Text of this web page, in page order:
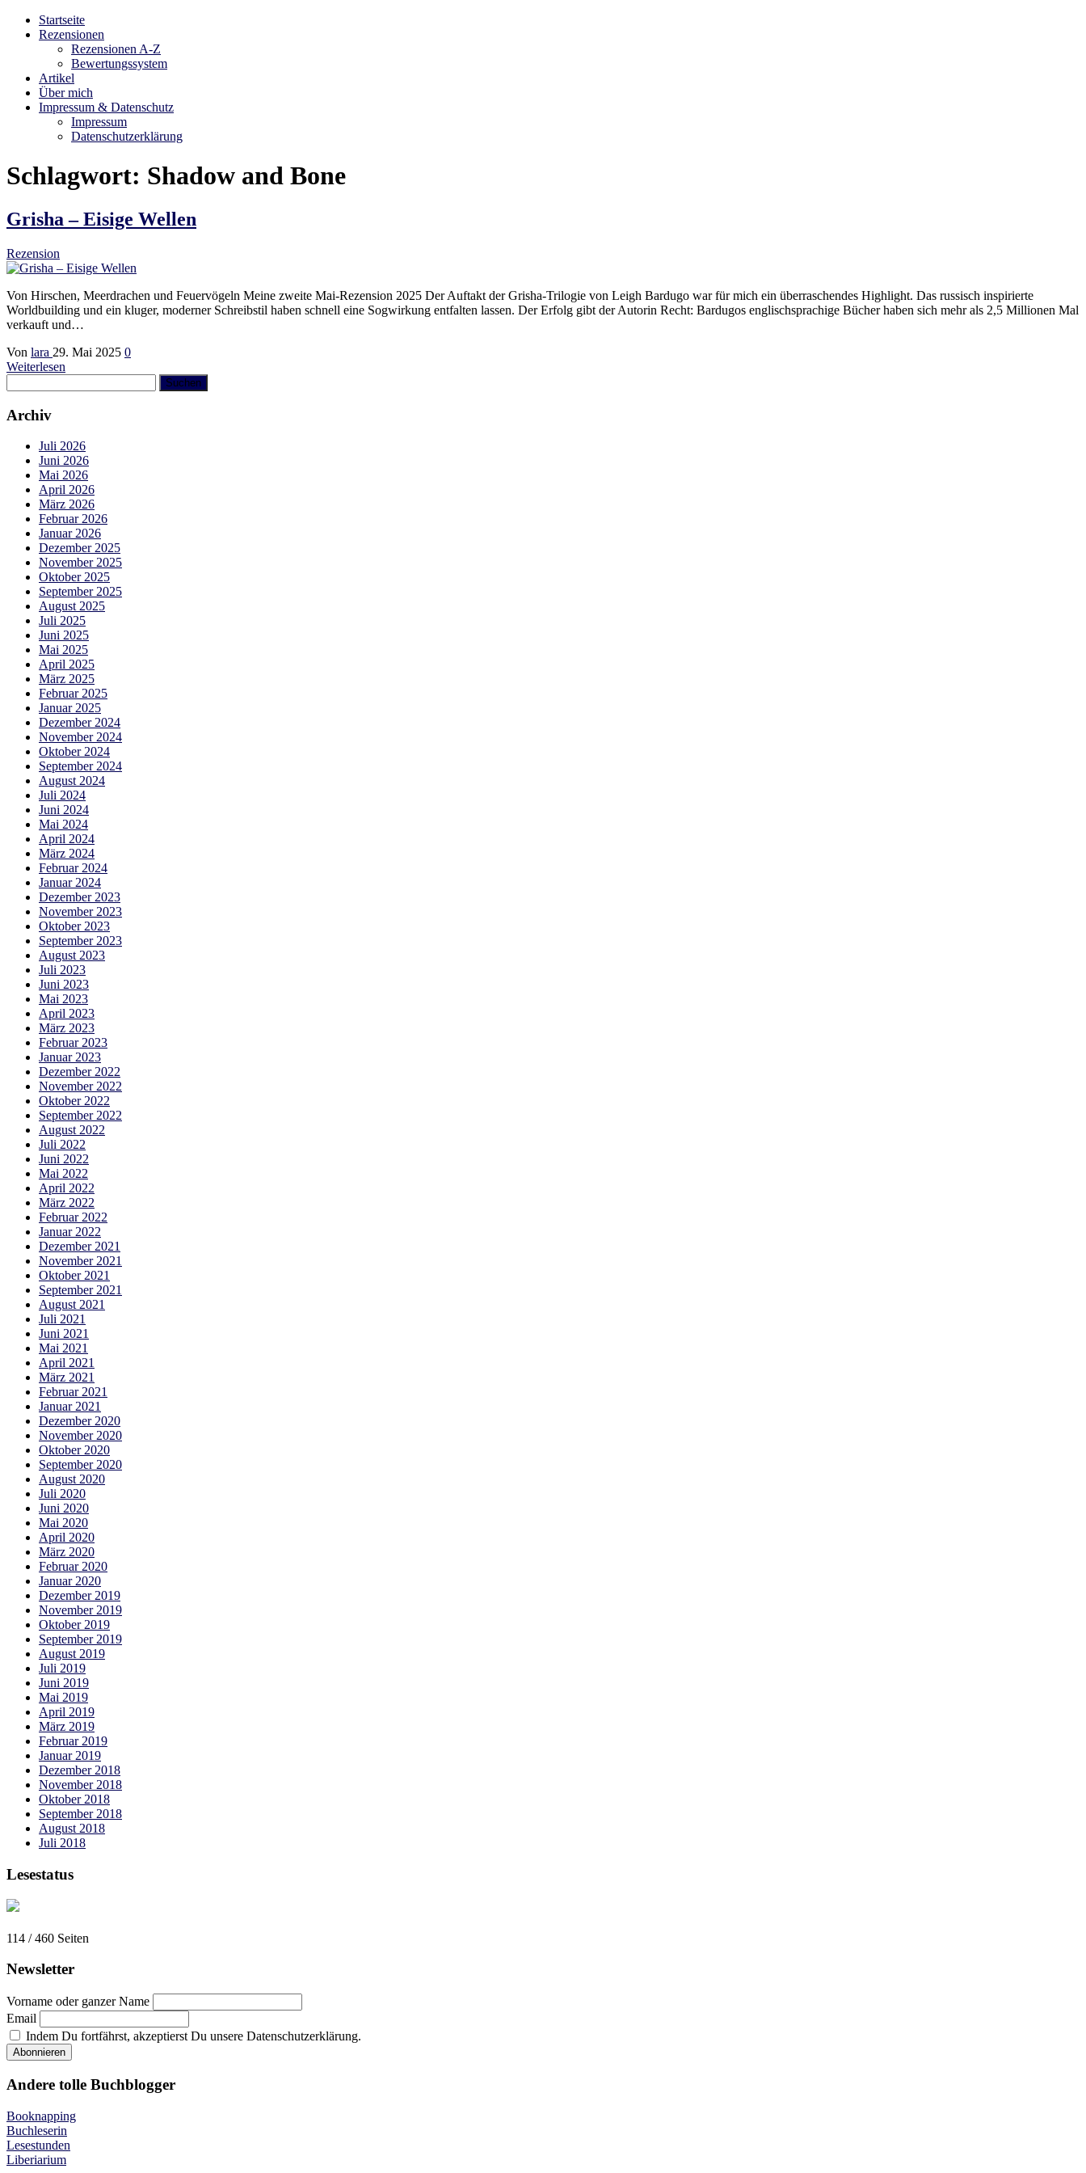
Bibliophilara
Möge die Liebe zu Büchern niemals enden
Startseite
Rezensionen
Rezensionen A-Z
Bewertungssystem
Artikel
Über mich
Impressum & Datenschutz
Impressum
Datenschutzerklärung
Schlagwort: Shadow and Bone
Grisha – Eisige Wellen
Rezension
Von Hirschen, Meerdrachen und Feuervögeln Meine zweite Mai-Rezension 2025 Der Auftakt der Grisha-Trilogie von Leigh Bardugo war für mich ein überraschendes Highlight. Das russisch inspirierte
Worldbuilding und ein kluger, moderner Schreibstil haben schnell eine Sogwirkung entfalten lassen. Der Erfolg gibt der Autorin Recht: Bardugos englischsprachige Bücher haben sich mehr als 2,5 Millionen Mal
verkauft und…
Von lara 29. Mai 2025 0
Weiterlesen
nach:
Archiv
Juli 2026
Juni 2026
Mai 2026
April 2026
März 2026
Februar 2026
Januar 2026
Dezember 2025
November 2025
Oktober 2025
September 2025
August 2025
Juli 2025
Juni 2025
Mai 2025
April 2025
März 2025
Februar 2025
Januar 2025
Dezember 2024
November 2024
Oktober 2024
September 2024
August 2024
Juli 2024
Juni 2024
Mai 2024
April 2024
März 2024
Februar 2024
Januar 2024
Dezember 2023
November 2023
Oktober 2023
September 2023
August 2023
Juli 2023
Juni 2023
Mai 2023
April 2023
März 2023
Februar 2023
Januar 2023
Dezember 2022
November 2022
Oktober 2022
September 2022
August 2022
Juli 2022
Juni 2022
Mai 2022
April 2022
März 2022
Februar 2022
Januar 2022
Dezember 2021
November 2021
Oktober 2021
September 2021
August 2021
Juli 2021
Juni 2021
Mai 2021
April 2021
März 2021
Februar 2021
Januar 2021
Dezember 2020
November 2020
Oktober 2020
September 2020
August 2020
Juli 2020
Juni 2020
Mai 2020
April 2020
März 2020
Februar 2020
Januar 2020
Dezember 2019
November 2019
Oktober 2019
September 2019
August 2019
Juli 2019
Juni 2019
Mai 2019
April 2019
März 2019
Februar 2019
Januar 2019
Dezember 2018
November 2018
Oktober 2018
September 2018
August 2018
Juli 2018
Lesestatus
114 / 460 Seiten
Newsletter
Vorname oder ganzer Name
Email
Indem Du fortfährst, akzeptierst Du unsere Datenschutzerklärung.
Andere tolle Buchblogger
Booknapping
Buchleserin
Lesestunden
Liberiarium